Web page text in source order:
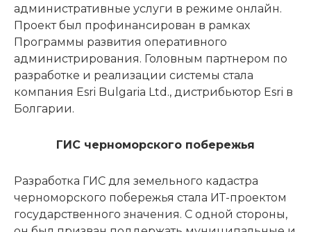
административные услуги в режиме онлайн.
Проект был профинансирован в рамках
Программы развития оперативного
администрирования. Головным партнером по
разработке и реализации системы стала
компания Esri Bulgaria Ltd., дистрибьютор Esri в
Болгарии.
ГИС черноморского побережья
Разработка ГИС для земельного кадастра
черноморского побережья стала ИТ-проектом
государственного значения. С одной стороны,